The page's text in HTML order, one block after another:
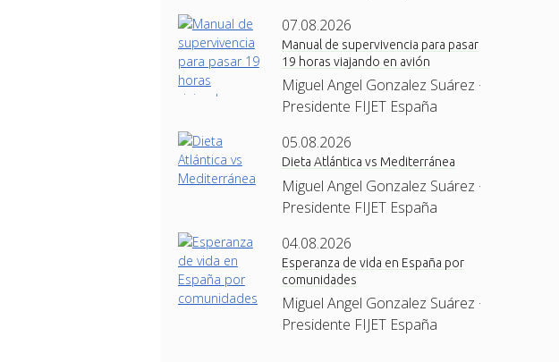
07.08.2026
Manual de supervivencia para pasar
19 horas viajando en avión
Miguel Angel Gonzalez Suárez ·
Presidente FIJET España
05.08.2026
Dieta Atlántica vs Mediterránea
Miguel Angel Gonzalez Suárez ·
Presidente FIJET España
04.08.2026
Esperanza de vida en España por
comunidades
Miguel Angel Gonzalez Suárez ·
Presidente FIJET España